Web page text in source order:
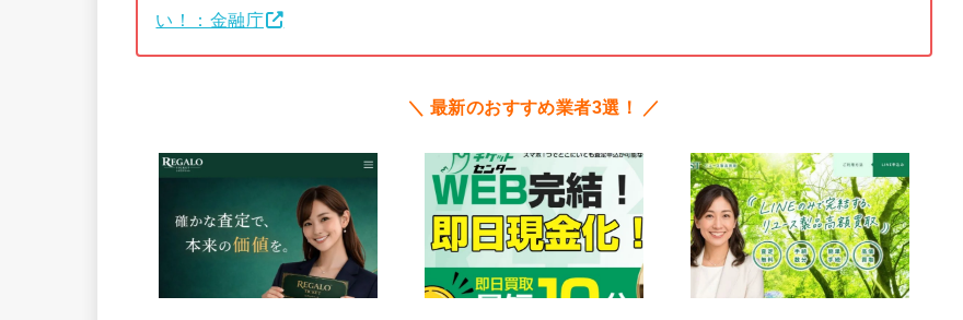
い！：金融庁
＼ 最新のおすすめ業者3選！ ／